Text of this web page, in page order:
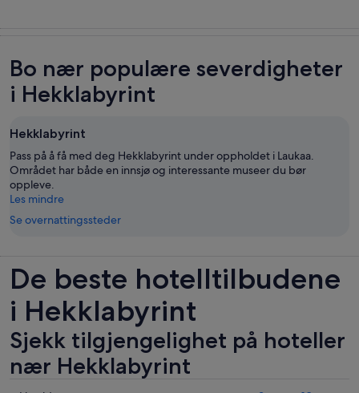
Bo nær populære severdigheter
i Hekklabyrint
Hekklabyrint
Pass på å få med deg Hekklabyrint under oppholdet i Laukaa.
Området har både en innsjø og interessante museer du bør
oppleve.
Les mindre
Se overnattingssteder
De beste hotelltilbudene
i Hekklabyrint
Sjekk tilgjengelighet på hoteller
nær Hekklabyrint